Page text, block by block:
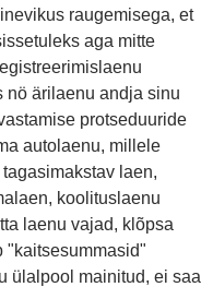
raugemisega, et
aga mitte
ärilaenu andja sinu
protseduuride
autolaenu, millele
laen,
koolituslaenu
laenu vajad, klõpsa
"kaitsesummasid"
ülalpool mainitud, ei saa